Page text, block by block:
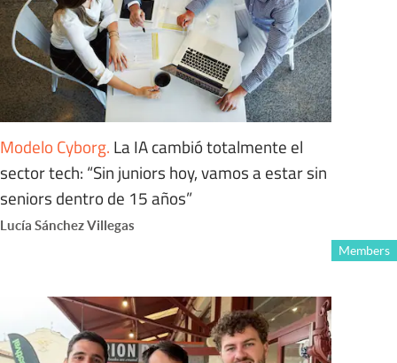
Modelo Cyborg. La IA cambió totalmente el
sector tech: “Sin juniors hoy, vamos a estar sin
seniors dentro de 15 años”
Lucía Sánchez Villegas
Members